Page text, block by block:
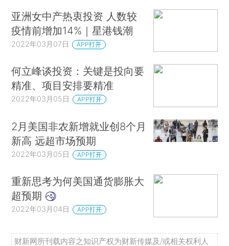
亚洲女中产热衷投资 人数较
疫情前增加14%｜星港钱潮
2022年03月07日 APP打开
何立峰谈投资：关键是投向要
精准、项目安排要精准
2022年03月05日 APP打开
2月美国非农新增就业创8个月
新高 远超市场预期
2022年03月05日 APP打开
重新思考为何美国通货膨胀大
超预期
2022年03月04日 APP打开
财新网所刊载内容之知识产权为财新传媒及/或相关权利人